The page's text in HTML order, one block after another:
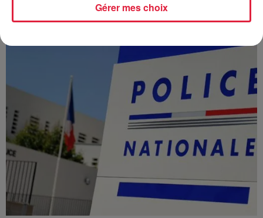
nombreuses interrogations, la municipalité a pris...
Gérer mes choix